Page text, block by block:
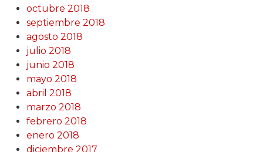
octubre 2018
septiembre 2018
agosto 2018
julio 2018
junio 2018
mayo 2018
abril 2018
marzo 2018
febrero 2018
enero 2018
diciembre 2017